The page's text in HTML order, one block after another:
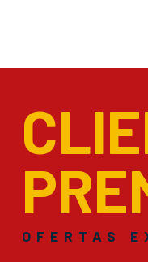
OFERTAS